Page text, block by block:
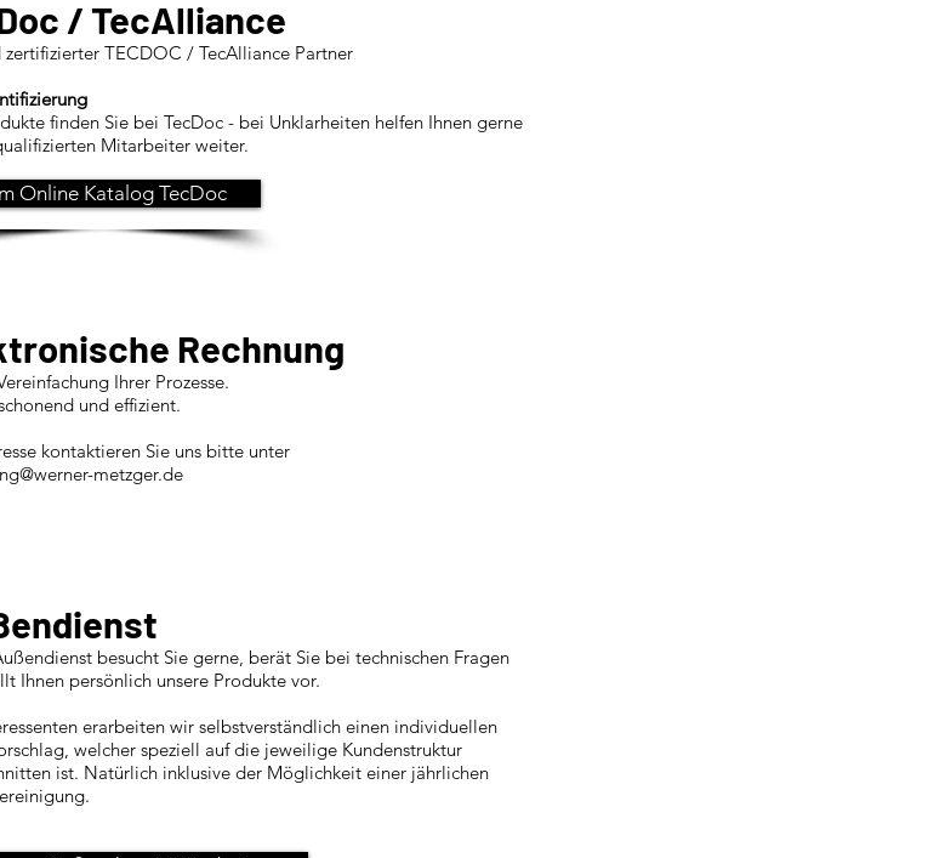
/ TecAlliance
zertifizierter TECDOC / TecAlliance Partner
finden Sie bei TecDoc - bei Unklarheiten helfen Ihnen gerne
Mitarbeiter weiter.
Online Katalog TecDoc
Rechnung
Ihrer Prozesse.
und effizient.
kontaktieren Sie uns bitte unter
metzger.de
besucht Sie gerne, berät Sie bei technischen Fragen
Ihnen persönlich unsere Produkte vor.
erarbeiten wir selbstverständlich einen individuellen
welcher speziell auf die jeweilige Kundenstruktur
ist. Natürlich inklusive der Möglichkeit einer jährlichen